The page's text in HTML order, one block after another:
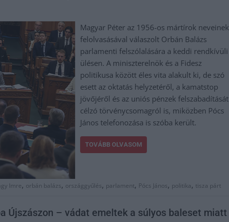
Magyar Péter az 1956-os mártírok neveinek
felolvasásával válaszolt Orbán Balázs
parlamenti felszólalására a keddi rendkívüli
ülésen. A miniszterelnök és a Fidesz
politikusa között éles vita alakult ki, de szó
esett az oktatás helyzetéről, a kamatstop
jövőjéről és az uniós pénzek felszabadítását
célzó törvénycsomagról is, miközben Pócs
János telefonozása is szóba került.
TOVÁBB OLVASOM
Imre, orbán balázs, országgyűlés, parlament, Pócs János, politika, tisza párt
Újszászon – vádat emeltek a súlyos baleset miatt